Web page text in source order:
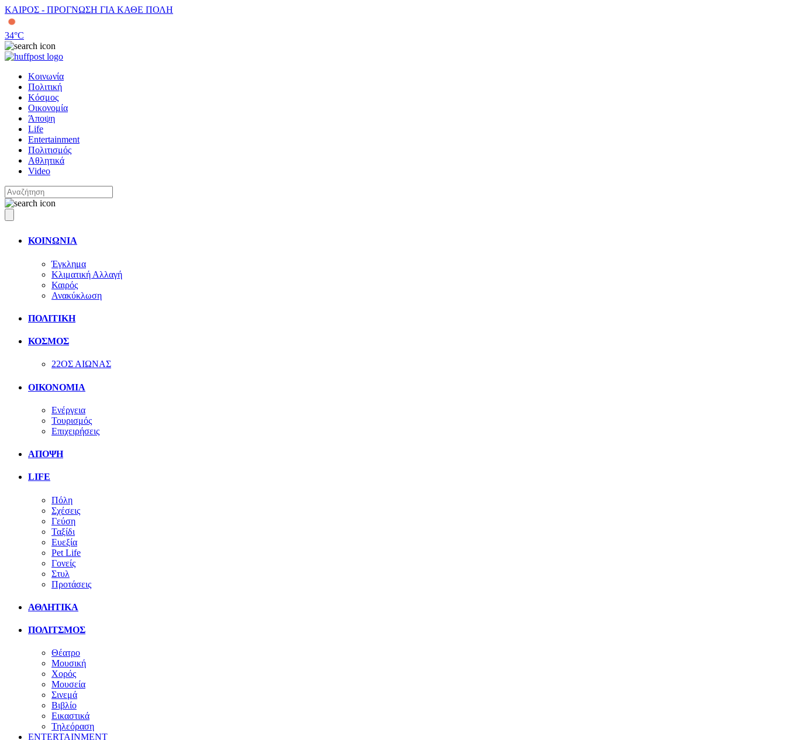
ΚΑΙΡΟΣ - ΠΡΟΓΝΩΣΗ ΓΙΑ ΚΑΘΕ ΠΟΛΗ
34°C
Κοινωνία
Πολιτική
Κόσμος
Οικονομία
Άποψη
Life
Entertainment
Πολιτισμός
Αθλητικά
Video
ΚΟΙΝΩΝΙΑ
Έγκλημα
Κλιματική Αλλαγή
Καιρός
Ανακύκλωση
ΠΟΛΙΤΙΚΗ
ΚΟΣΜΟΣ
22ΟΣ ΑΙΩΝΑΣ
ΟΙΚΟΝΟΜΙΑ
Ενέργεια
Τουρισμός
Επιχειρήσεις
ΑΠΟΨΗ
LIFE
Πόλη
Σχέσεις
Γεύση
Ταξίδι
Ευεξία
Pet Life
Γονείς
Στυλ
Προτάσεις
ΑΘΛΗΤΙΚΑ
ΠΟΛΙΤΣΜΟΣ
Θέατρο
Μουσική
Χορός
Μουσεία
Σινεμά
Βιβλίο
Εικαστικά
Τηλεόραση
ENTERTAINMENT